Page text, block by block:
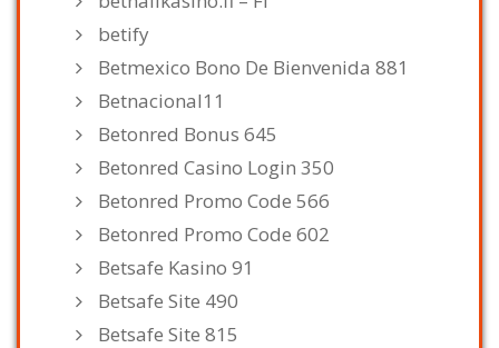
betify
Betmexico Bono De Bienvenida 881
Betnacional11
Betonred Bonus 645
Betonred Casino Login 350
Betonred Promo Code 566
Betonred Promo Code 602
Betsafe Kasino 91
Betsafe Site 490
Betsafe Site 815